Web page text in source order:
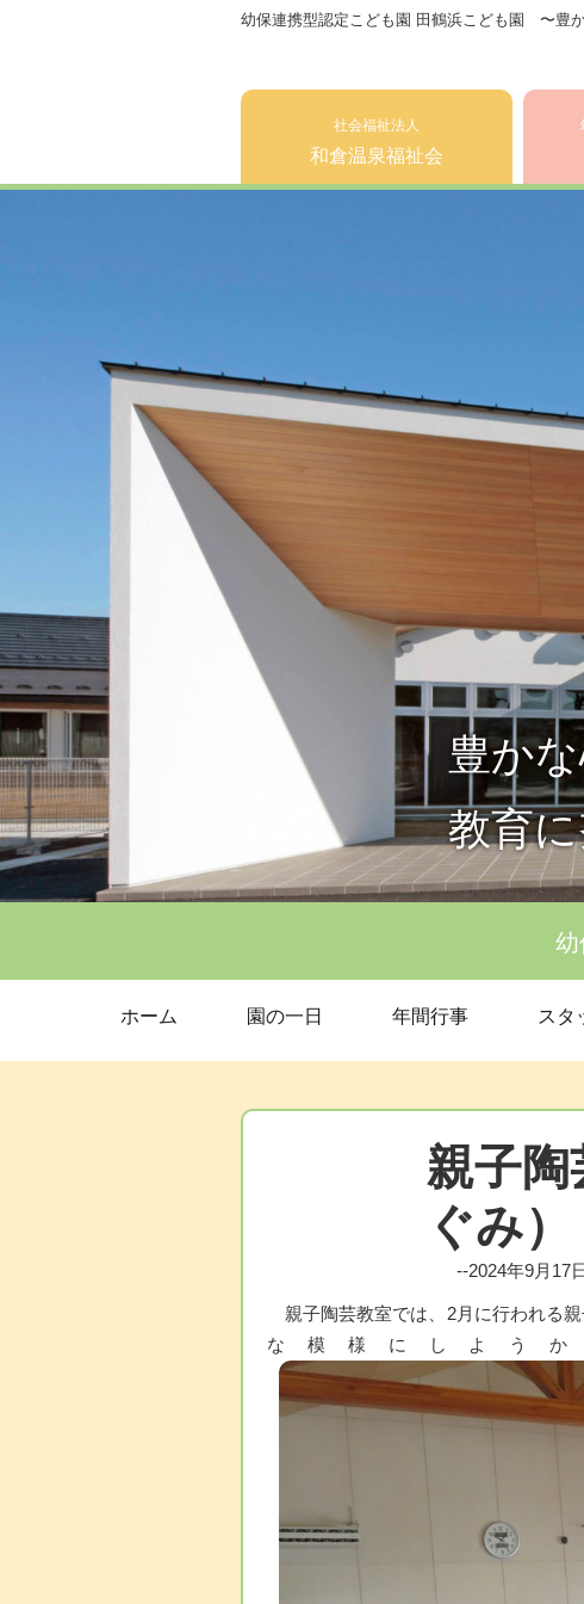
幼保連携型認定こども園 田鶴浜こども園 〜豊
社会福祉法人
和倉温泉福祉会
豊か
教育
幼
ホーム 園の一日 年間行事 スタ
親子
ぐみ）
--2024年9月
親子陶芸教室では、2月に行われる
な模様にしよう